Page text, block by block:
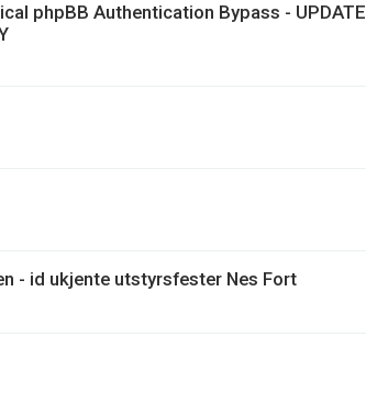
phpBB Authentication Bypass - UPDATE
- id ukjente utstyrsfester Nes Fort